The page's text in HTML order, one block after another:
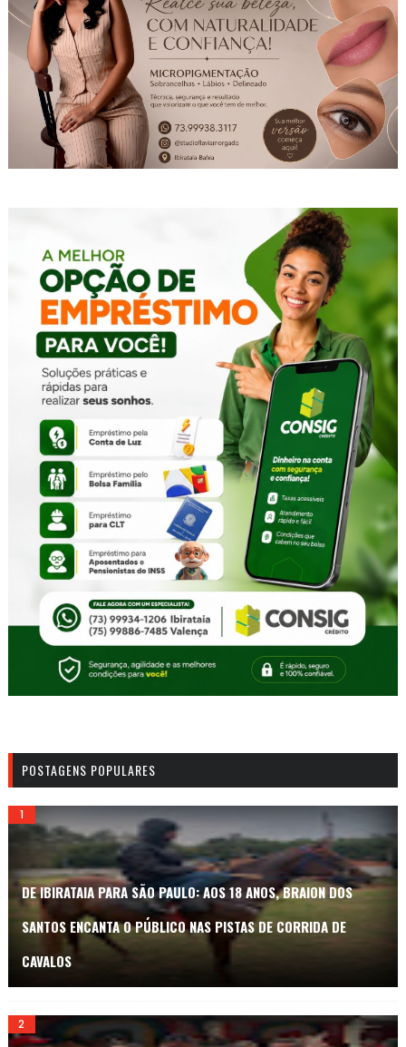
POSTAGENS POPULARES
DE IBIRATAIA PARA SÃO PAULO: AOS 18 ANOS, BRAION DOS
SANTOS ENCANTA O PÚBLICO NAS PISTAS DE CORRIDA DE
CAVALOS